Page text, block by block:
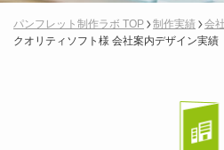
パンフレット制作ラボ TOP 制作実績
会
クオリティソフト様 会社案内デザイン実績